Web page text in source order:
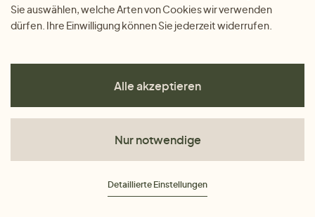
Impressum Cookies
Sie auswählen, welche Arten von Cookies wir verwenden
dürfen. Ihre Einwilligung können Sie jederzeit widerrufen.
Alle akzeptieren
Nur notwendige
Detaillierte Einstellungen